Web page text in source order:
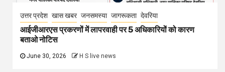
उत्तर प्रदेश खास खबर जनसमस्या जागरूकता देवरिया
आईजीआरएस प्रकरणों में लापरवाही पर 5 अधिकारियों को कारण
बताओ नोटिस
June 30, 2026 H S live news